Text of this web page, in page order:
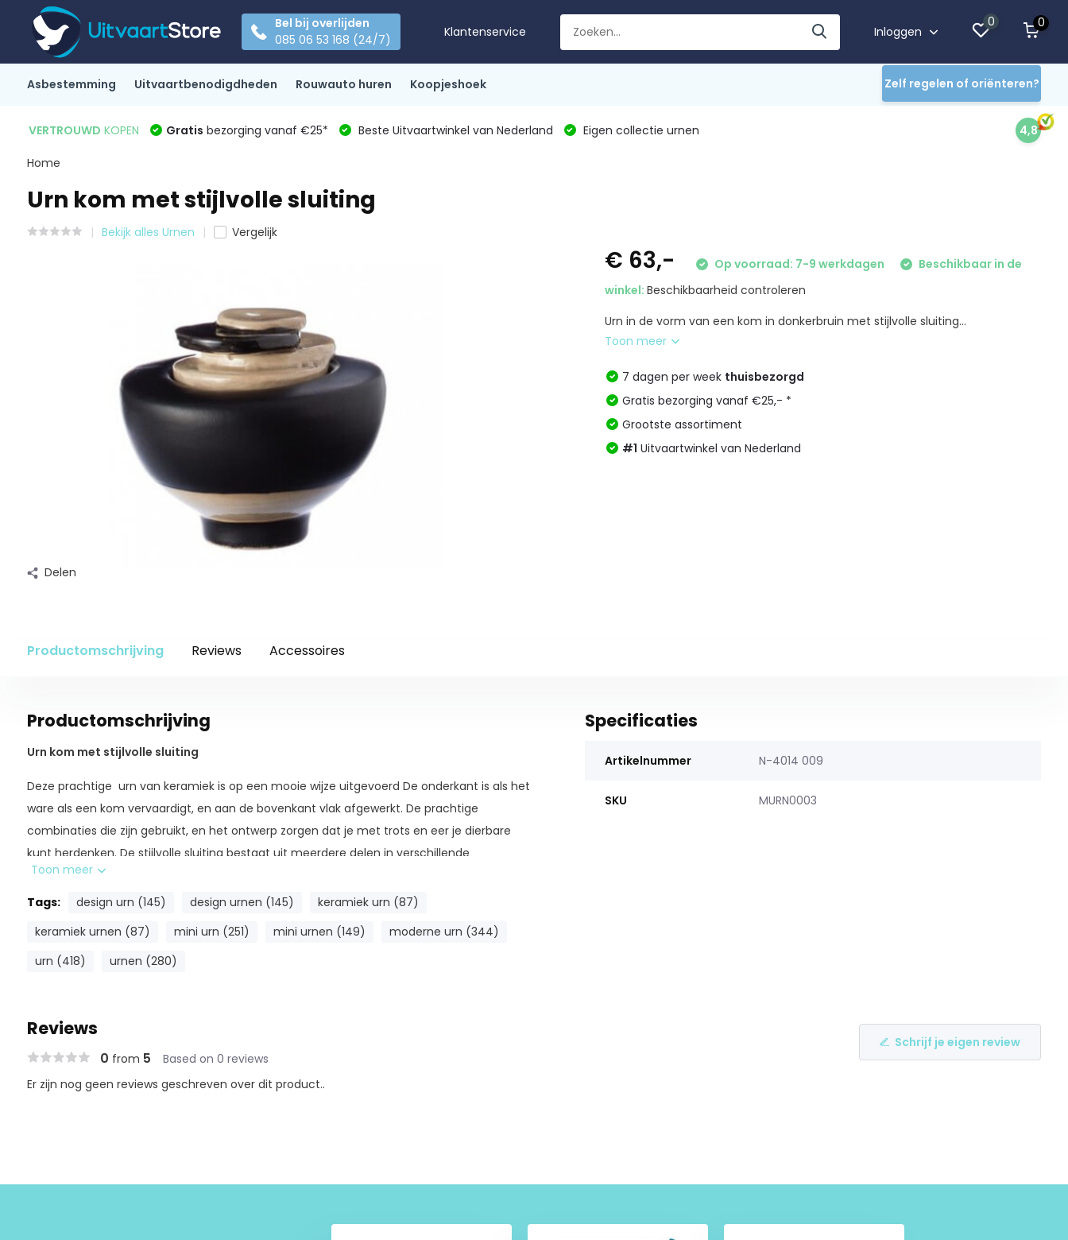
Bel bij overlijden
085 06 53 168 (24/7)
Klantenservice Inloggen
0 0
Asbestemming Uitvaartbenodigdheden Rouwauto huren Koopjeshoek Zelf regelen of oriënteren?
VERTROUWD KOPEN Gratis bezorging vanaf €25* Beste Uitvaartwinkel van Nederland Eigen collectie urnen 4,8
Home
Urn kom met stijlvolle sluiting
Bekijk alles Urnen Vergelijk
Delen
€ 63,- Op voorraad: 7-9 werkdagen
Beschikbaar in de
winkel:Beschikbaarheid controleren
Urn in de vorm van een kom in donkerbruin met stijlvolle sluiting...
Toon meer
7 dagen per week thuisbezorgd
Gratis bezorging vanaf €25,- *
Grootste assortiment
#1 Uitvaartwinkel van Nederland
Productomschrijving Reviews Accessoires
Productomschrijving
Urn kom met stijlvolle sluiting
Deze prachtige urn van keramiek is op een mooie wijze uitgevoerd De onderkant is als het
ware als een kom vervaardigt, en aan de bovenkant vlak afgewerkt. De prachtige
combinaties die zijn gebruikt, en het ontwerp zorgen dat je met trots en eer je dierbare
kunt herdenken. De stijlvolle sluiting bestaat uit meerdere delen in verschillende
kleurencombinaties.
Specificaties: (inhoud)
Toon meer
Tags: design urn (145) design urnen (145)
keramiek urn (87)
keramiek urnen (87)
mini urn (251) mini urnen (149)
moderne urn (344)
urn (418)
urnen (280)
Specificaties
Artikelnummer N-4014 009
SKU MURN0003
Reviews
0 from 5 Based on 0 reviews
Schrijf je eigen review
Er zijn nog geen reviews geschreven over dit product..